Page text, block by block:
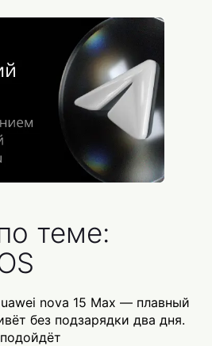
теме:
nova 15 Max — плавный
без подзарядки два дня.